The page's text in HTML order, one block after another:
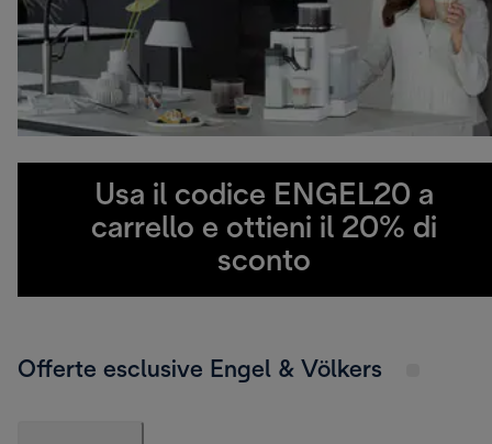
Usa il codice ENGEL20 a
carrello e ottieni il 20% di
sconto
Offerte esclusive Engel & Völkers